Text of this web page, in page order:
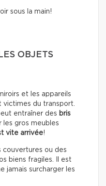
sous la main!
OBJETS
et les appareils
victimes du transport.
entraîner des bris
les gros meubles
vite arrivée!
couvertures ou des
biens fragiles. Il est
jamais surcharger les